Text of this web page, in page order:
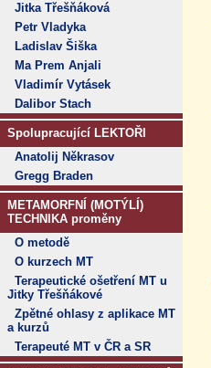
Jitka Třešňáková
Petr Vladyka
Ladislav Šiška
Ma Prem Anjali
Vladimír Vytásek
Dalibor Stach
Spolupracující LEKTOŘI
Anatolij Někrasov
Gregg Braden
METAMORFNÍ (MOTÝLÍ)
TECHNIKA proměny
O metodě
O kurzech MT
Terapeutické ošetření MT u
Jitky Třešňákové
Zpětné ohlasy z aplikace MT
a kurzů
Terapeuté MT v ČR a SR